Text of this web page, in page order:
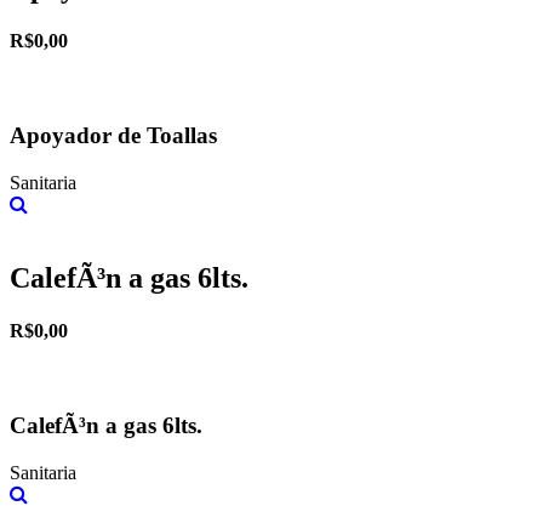
R$0,00
Apoyador de Toallas
Sanitaria
CalefÃ³n a gas 6lts.
R$0,00
CalefÃ³n a gas 6lts.
Sanitaria